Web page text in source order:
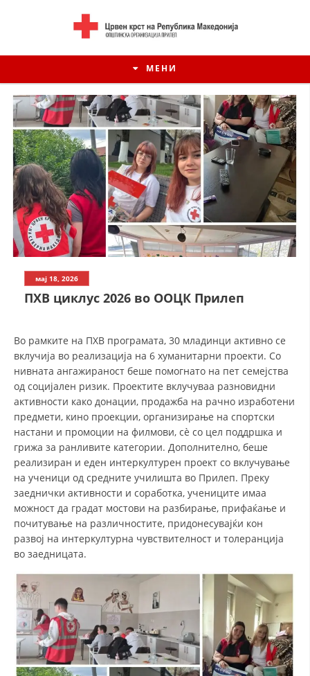
МЕНИ
ИСТОРИЈАТ НА ЦКРСМ
КОНТАКТ ИНФОРМАЦИИ
ЧЛЕНСТВО ВО ПРОФЕСИОНАЛНИ ТЕЛА
ЗАКОН ЗА ЦКРМ
СТАТУТ НА ЦКРМ
ОРГАНИЗАЦИЈА И РАЗВОЈ
СТРУКТУРА И ОРГАНИЗАЦИОНА ПОСТАВЕНОСТ
ДИСЕМИНАЦИЈА
MЕЃУНАРОДНО ХУМАНИТАРНО ПРАВО
мај 18, 2026
ПХВ циклус 2026 во ООЦК Прилеп
Во рамките на ПХВ програмата, 30 младинци активно се
вклучија во реализација на 6 хуманитарни проекти. Со
нивната ангажираност беше помогнато на пет семејства
од социјален ризик. Проектите вклучуваа разновидни
активности како донации, продажба на рачно изработени
предмети, кино проекции, организирање на спортски
настани и промоции на филмови, сè со цел поддршка и
грижа за ранливите категории. Дополнително, беше
реализиран и еден интеркултурен проект со вклучување
на ученици од средните училишта во Прилеп. Преку
заеднички активности и соработка, учениците имаа
можност да градат мостови на разбирање, прифаќање и
почитување на различностите, придонесувајќи кон
развој на интеркултурна чувствителност и толеранција
во заедницата.